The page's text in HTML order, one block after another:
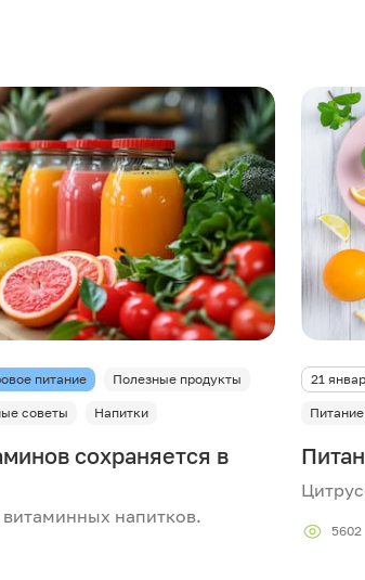
питание Полезные продукты
советы Напитки
сохраняется в
напитков.
21
5602